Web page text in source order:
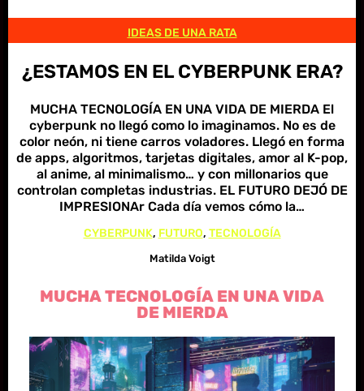
IDEAS DE UNA RATA
¿ESTAMOS EN EL CYBERPUNK ERA?
MUCHA TECNOLOGÍA EN UNA VIDA DE MIERDA El
cyberpunk no llegó como lo imaginamos. No es de
color neón, ni tiene carros voladores. Llegó en forma
de apps, algoritmos, tarjetas digitales, amor al K-pop,
al anime, al minimalismo… y con millonarios que
controlan completas industrias. EL FUTURO DEJÓ DE
IMPRESIONAr Cada día vemos cómo la…
CYBERPUNK, FUTURO, TECNOLOGÍA
Matilda Voigt
MUCHA TECNOLOGÍA EN UNA VIDA
DE MIERDA